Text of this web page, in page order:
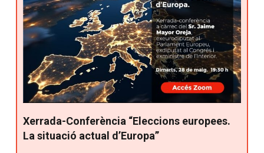
Xerrada-Conferència “Eleccions europees.
La situació actual d’Europa”